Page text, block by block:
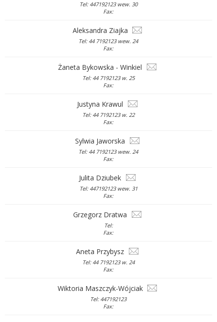
Tel: 447192123 wew. 30
Fax:
Aleksandra Ziajka
Tel: 44 7192123 wew. 24
Fax:
Żaneta Bykowska - Winkiel
Tel: 44 7192123 w. 25
Fax:
Justyna Krawul
Tel: 44 7192123 w. 22
Fax:
Sylwia Jaworska
Tel: 44 7192123 wew. 24
Fax:
Julita Dziubek
Tel: 447192123 wew. 31
Fax:
Grzegorz Dratwa
Tel:
Fax:
Aneta Przybysz
Tel: 44 7192123 w. 24
Fax:
Wiktoria Maszczyk-Wójciak
Tel: 447192123
Fax: